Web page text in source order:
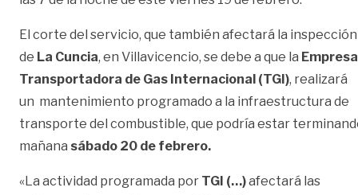
El corte del servicio, que también afectará la inspección
de La Cuncia, en Villavicencio, se debe a que la Empresa
Transportadora de Gas Internacional (TGI), realizará
un mantenimiento programado a la infraestructura de
transporte del combustible, que podría estar
mañana sábado 20 de febrero.
«La actividad programada por TGI (…)afectará las